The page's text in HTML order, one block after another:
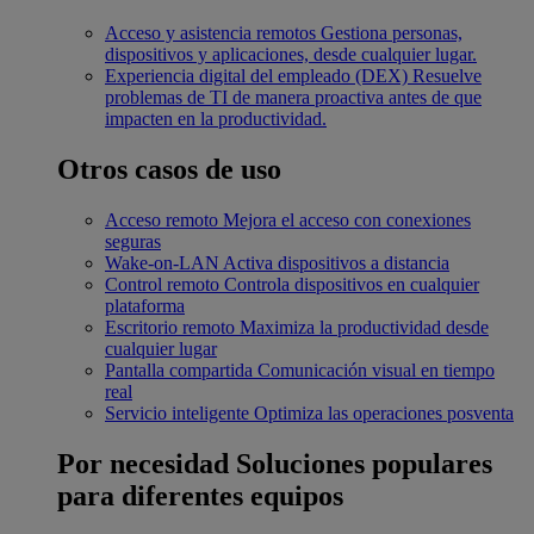
Acceso y asistencia remotos Gestiona personas,
dispositivos y aplicaciones, desde cualquier lugar.
Experiencia digital del empleado (DEX) Resuelve
problemas de TI de manera proactiva antes de que
impacten en la productividad.
Otros casos de uso
Acceso remoto Mejora el acceso con conexiones
seguras
Wake-on-LAN Activa dispositivos a distancia
Control remoto Controla dispositivos en cualquier
plataforma
Escritorio remoto Maximiza la productividad desde
cualquier lugar
Pantalla compartida Comunicación visual en tiempo
real
Servicio inteligente Optimiza las operaciones posventa
Por necesidad Soluciones populares
para diferentes equipos